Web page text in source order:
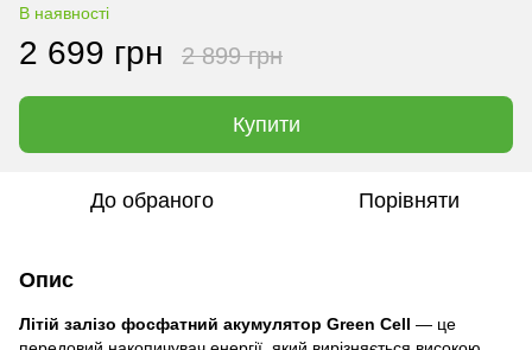
В наявності
2 699 грн 2 899 грн
Купити
До обраного Порівняти
Опис
Літій залізо фосфатний акумулятор Green Cell — це